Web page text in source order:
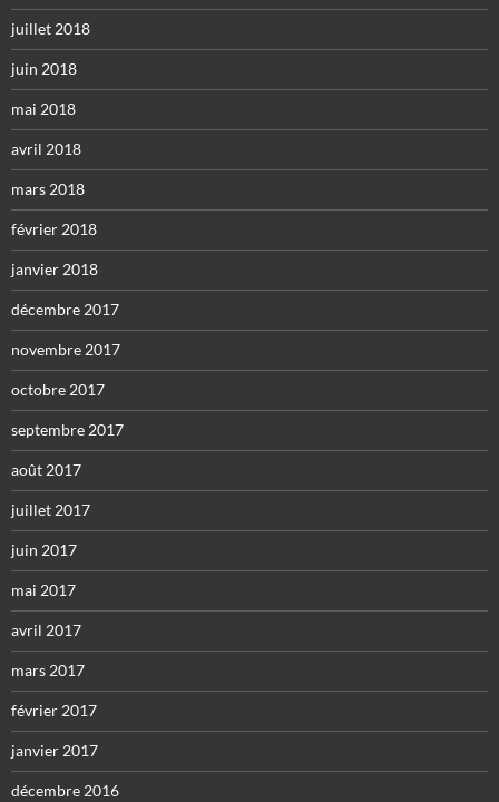
juillet 2018
juin 2018
mai 2018
avril 2018
mars 2018
février 2018
janvier 2018
décembre 2017
novembre 2017
octobre 2017
septembre 2017
août 2017
juillet 2017
juin 2017
mai 2017
avril 2017
mars 2017
février 2017
janvier 2017
décembre 2016